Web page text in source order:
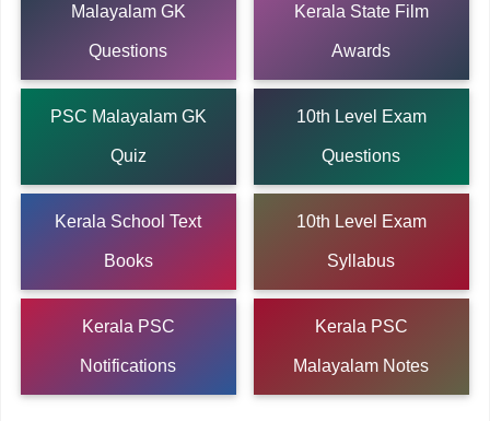
Malayalam GK
Questions
Kerala State Film
Awards
PSC Malayalam GK
Quiz
10th Level Exam
Questions
Kerala School Text
Books
10th Level Exam
Syllabus
Kerala PSC
Notifications
Kerala PSC
Malayalam Notes